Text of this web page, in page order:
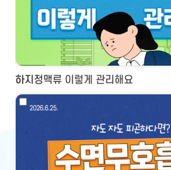
하지정맥류 이렇게 관리해요